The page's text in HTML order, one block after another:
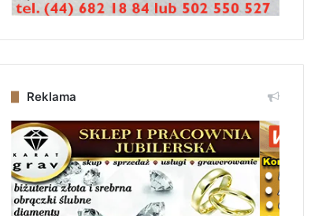
Reklama